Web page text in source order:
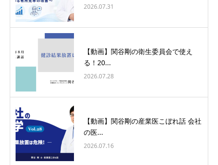
2026.07.31
【動画】関谷剛の衛生委員会で使え
る！20...
2026.07.28
【動画】関谷剛の産業医こぼれ話 会社
の医...
2026.07.16